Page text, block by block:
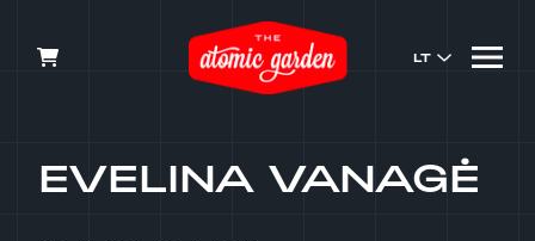
LT
EVELINA VANAGĖ